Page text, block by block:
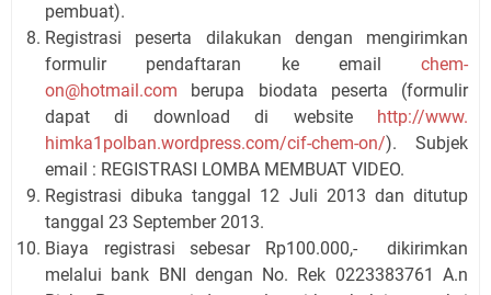
pembuat).
Registrasi peserta dilakukan dengan mengirimkan
formulir pendaftaran ke email chem-
on@hotmail.com berupa biodata peserta (formulir
dapat di download di website http://www.
himka1polban.wordpress.com/cif-chem-on/). Subjek
email : REGISTRASI LOMBA MEMBUAT VIDEO.
Registrasi dibuka tanggal 12 Juli 2013 dan ditutup
tanggal 23 September 2013.
Biaya registrasi sebesar Rp100.000,- dikirimkan
melalui bank BNI dengan No. Rek 0223383761 A.n